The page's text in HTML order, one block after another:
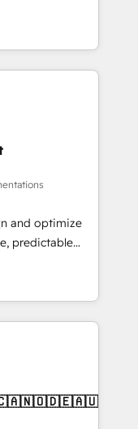
HubSpot
CRM et
over 115
revops,
- USA
and optimize
predictable
RevOps
- building
need to
IT (MSP) -
and portal
architecture,